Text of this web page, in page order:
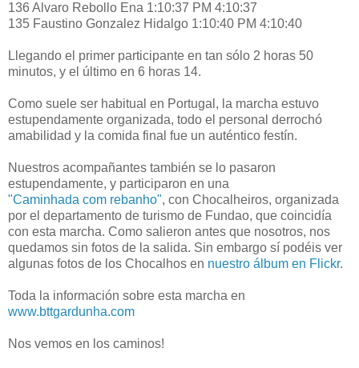
136 Alvaro Rebollo Ena 1:10:37 PM 4:10:37
135 Faustino Gonzalez Hidalgo 1:10:40 PM 4:10:40
Llegando el primer participante en tan sólo 2 horas 50
minutos, y el último en 6 horas 14.
Como suele ser habitual en Portugal, la marcha estuvo
estupendamente organizada, todo el personal derrochó
amabilidad y la comida final fue un auténtico festín.
Nuestros acompañantes también se lo pasaron
estupendamente, y participaron en una
"Caminhada com rebanho", con Chocalheiros, organizada
por el departamento de turismo de Fundao, que coincidía
con esta marcha. Como salieron antes que nosotros, nos
quedamos sin fotos de la salida. Sin embargo sí podéis ver
algunas fotos de los Chocalhos en nuestro álbum en Flickr.
Toda la información sobre esta marcha en
www.bttgardunha.com
Nos vemos en los caminos!